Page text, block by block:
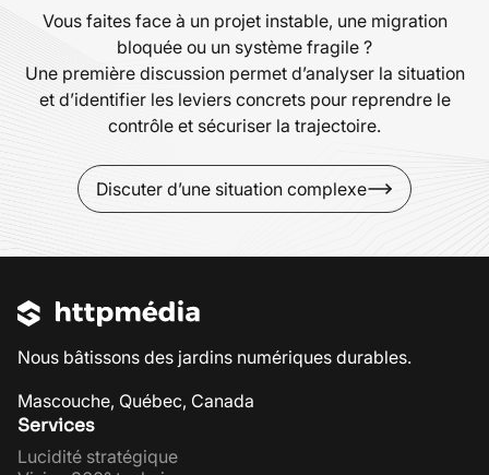
Vous faites face à un projet instable, une migration
bloquée ou un système fragile ?
Une première discussion permet d’analyser la situation
et d’identifier les leviers concrets pour reprendre le
contrôle et sécuriser la trajectoire.
Discuter d’une situation complexe
Nous bâtissons des jardins numériques durables.
Mascouche, Québec, Canada
Services
Lucidité stratégique